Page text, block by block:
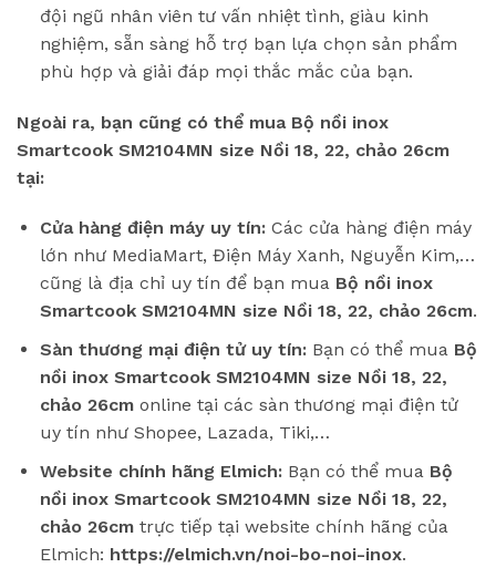
đội ngũ nhân viên tư vấn nhiệt tình, giàu kinh
nghiệm, sẵn sàng hỗ trợ bạn lựa chọn sản phẩm
phù hợp và giải đáp mọi thắc mắc của bạn.
Ngoài ra, bạn cũng có thể mua Bộ nồi inox
Smartcook SM2104MN size Nồi 18, 22, chảo 26cm
tại:
Cửa hàng điện máy uy tín:Các cửa hàng điện máy
lớn như MediaMart, Điện Máy Xanh, Nguyễn Kim,…
cũng là địa chỉ uy tín để bạn mua Bộ nồi inox
Smartcook SM2104MN size Nồi 18, 22, chảo 26cm.
Sàn thương mại điện tử uy tín:Bạn có thể mua Bộ
nồi inox Smartcook SM2104MN size Nồi 18, 22,
chảo 26cmonline tại các sàn thương mại điện tử
uy tín như Shopee, Lazada, Tiki,…
Website chính hãng Elmich:Bạn có thể mua Bộ
nồi inox Smartcook SM2104MN size Nồi 18, 22,
chảo 26cmtrực tiếp tại website chính hãng của
Elmich: https://elmich.vn/noi-bo-noi-inox.